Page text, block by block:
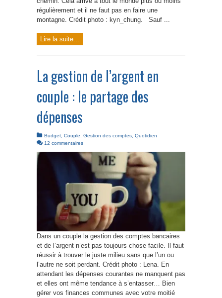
régulièrement et il ne faut pas en faire une
montagne. Crédit photo : kyn_chung. Sauf ...
Lire la suite...
La gestion de l’argent en
couple : le partage des
dépenses
Budget Couple Gestion des comptes Quotidien
12 commentaires
Dans un couple la gestion des comptes bancaires
et de l’argent n’est pas toujours chose facile. Il faut
réussir à trouver le juste milieu sans que l’un ou
l’autre ne soit perdant. Crédit photo : Lena. En
attendant les dépenses courantes ne manquent pas
et elles ont même tendance à s’entasser… Bien
gérer vos finances communes avec votre moitié